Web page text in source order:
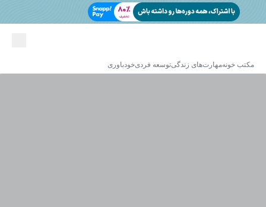
مکتب خونهمهارت‌های زندگیتوسعه فردیخودباوری